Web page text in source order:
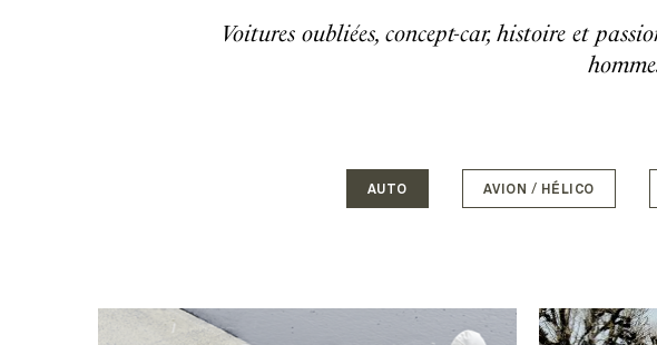
Voitures oubliées, concept-car, histoire et
AUTO AVION / HÉLICO